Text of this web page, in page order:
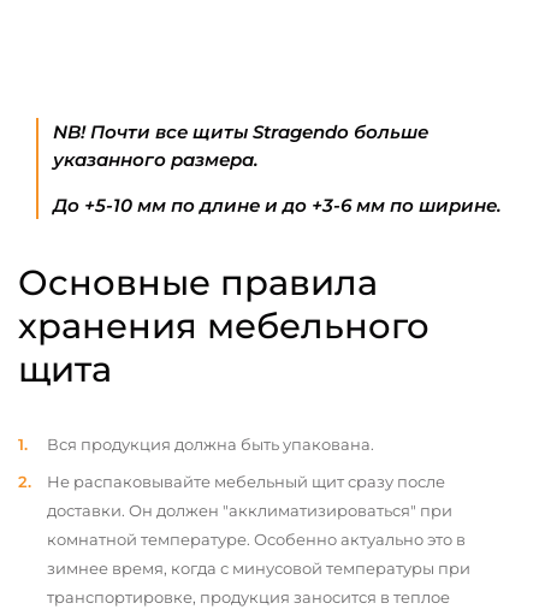
NB! Почти все щиты Stragendo больше
указанного размера.
До +5-10 мм по длине и до +3-6 мм по ширине.
Основные правила
хранения мебельного
щита
Вся продукция должна быть упакована.
Не распаковывайте мебельный щит сразу после
доставки. Он должен "акклиматизироваться" при
комнатной температуре. Особенно актуально это в
зимнее время, когда с минусовой температуры при
транспортировке, продукция заносится в теплое